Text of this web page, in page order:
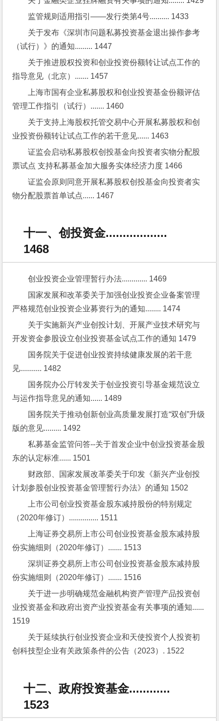
监管规则适用指引——发行类第4号.......... 1433
关于发布《深圳市问题私募投资基金退出操作参考
（试行）》的通知......... 1447
关于推进股权投资和创业投资份额转让试点工作的
指导意见（北京）....... 1457
上海市国有企业私募股权和创业投资基金份额评估
管理工作指引（试行）....... 1460
关于支持上海股权托管交易中心开展私募股权和创
业投资份额转让试点工作的若干意见...... 1463
证监会启动私募股权创投基金向投资者实物分配股
票试点 支持私募基金加大服务实体经济力度 1466
证监会原则同意开展私募股权创投基金向投资者实
物分配股票首单试点...... 1467
十一、创投资金..................
1468
创业投资企业管理暂行办法............. 1469
国家发展和改革委关于加强创业投资企业备案管理
严格规范创业投资企业募资行为的通知........ 1474
关于实施新兴产业创投计划、开展产业技术研究与
开发资金参股设立创业投资基金试点工作的通知 1479
国务院关于促进创业投资持续健康发展的若干意
见........... 1482
国务院办公厅转发关于创业投资引导基金规范设立
与运作指导意见的通知...... 1489
国务院关于推动创新创业高质量发展打造“双创”升级
版的意见......... 1492
私募基金监管问答--关于首发企业中创业投资基金股
东的认定标准...... 1501
财政部、国家发展改革委关于印发《新兴产业创投
计划参股创业投资基金管理暂行办法》的通知 1502
上市公司创业投资基金股东减持股份的特别规定
（2020年修订）............... 1511
上海证券交易所上市公司创业投资基金股东减持股
份实施细则（2020年修订）....... 1513
深圳证券交易所上市公司创业投资基金股东减持股
份实施细则（2020年修订）....... 1516
关于进一步明确规范金融机构资产管理产品投资创
业投资基金和政府出资产业投资基金有关事项的通知......
1519
关于延续执行创业投资企业和天使投资个人投资初
创科技型企业有关政策条件的公告（2023）. 1522
十二、政府投资基金............
1523